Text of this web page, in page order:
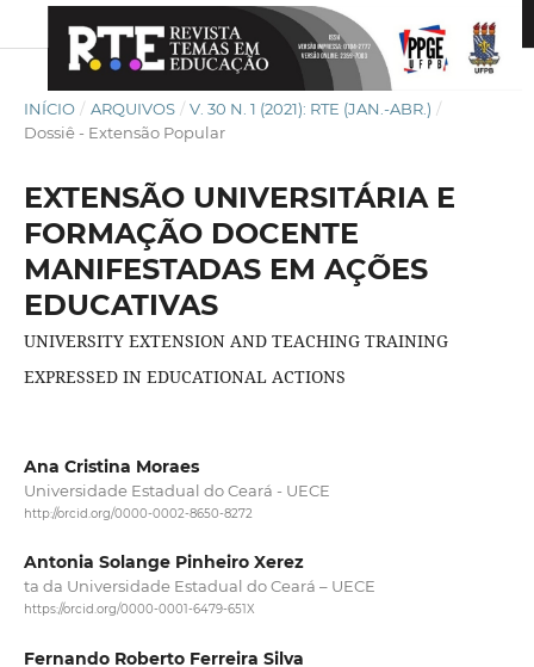
INÍCIO / ARQUIVOS / V. 30 N. 1 (2021): RTE (JAN.-ABR.) /
Dossiê - Extensão Popular
EXTENSÃO UNIVERSITÁRIA E
FORMAÇÃO DOCENTE
MANIFESTADAS EM AÇÕES
EDUCATIVAS
UNIVERSITY EXTENSION AND TEACHING TRAINING
EXPRESSED IN EDUCATIONAL ACTIONS
Ana Cristina Moraes
Universidade Estadual do Ceará - UECE
http://orcid.org/0000-0002-8650-8272
Antonia Solange Pinheiro Xerez
ta da Universidade Estadual do Ceará – UECE
https://orcid.org/0000-0001-6479-651X
Fernando Roberto Ferreira Silva